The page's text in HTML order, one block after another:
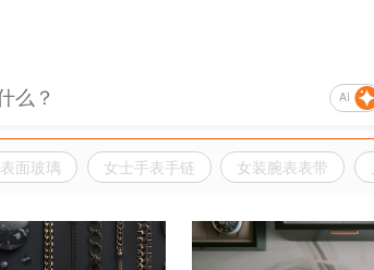
AI
表面玻璃 女士手表手链 女装腕表表带